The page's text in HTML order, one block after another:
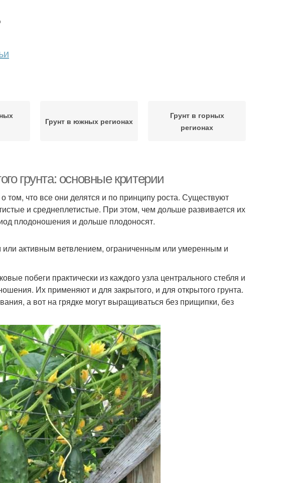
Грунт в южных регионах
Грунт в горных
регионах
грунта: основные критерии
том, что все они делятся и по принципу роста. Существуют
и среднеплетистые. При этом, чем дольше развивается их
плодоношения и дольше плодоносят.
или активным ветвлением, ограниченным или умеренным и
побеги практически из каждого узла центрального стебля и
Их применяют и для закрытого, и для открытого грунта.
а вот на грядке могут выращиваться без прищипки, без